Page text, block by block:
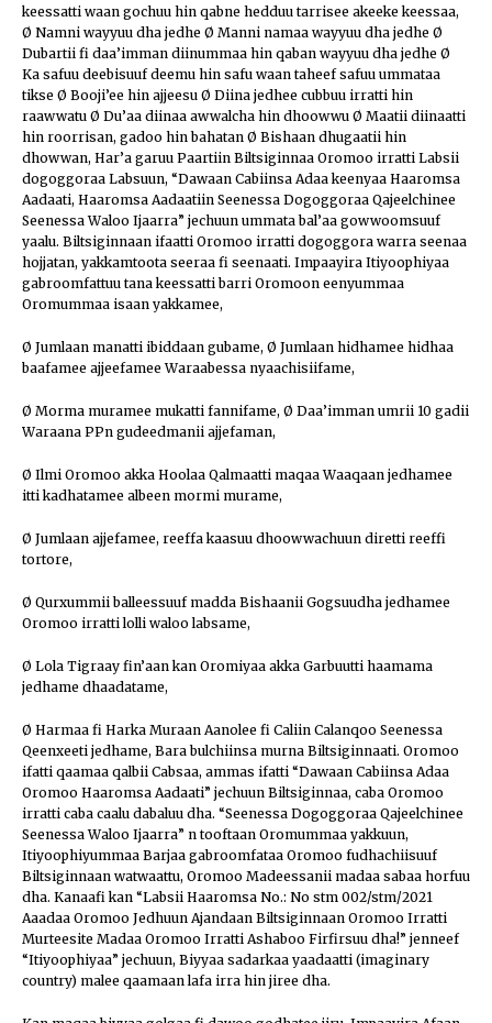
keessatti waan gochuu hin qabne hedduu tarrisee akeeke keessaa,
Ø Namni wayyuu dha jedhe Ø Manni namaa wayyuu dha jedhe Ø
Dubartii fi daa’imman diinummaa hin qaban wayyuu dha jedhe Ø
Ka safuu deebisuuf deemu hin safu waan taheef safuu ummataa
tikse Ø Booji’ee hin ajjeesu Ø Diina jedhee cubbuu irratti hin
raawwatu Ø Du’aa diinaa awwalcha hin dhoowwu Ø Maatii diinaatti
hin roorrisan, gadoo hin bahatan Ø Bishaan dhugaatii hin
dhowwan, Har’a garuu Paartiin Biltsiginnaa Oromoo irratti Labsii
dogoggoraa Labsuun, “Dawaan Cabiinsa Adaa keenyaa Haaromsa
Aadaati, Haaromsa Aadaatiin Seenessa Dogoggoraa Qajeelchinee
Seenessa Waloo Ijaarra” jechuun ummata bal’aa gowwoomsuuf
yaalu. Biltsiginnaan ifaatti Oromoo irratti dogoggora warra seenaa
hojjatan, yakkamtoota seeraa fi seenaati. Impaayira Itiyoophiyaa
gabroomfattuu tana keessatti barri Oromoon eenyummaa
Oromummaa isaan yakkamee,
Ø Jumlaan manatti ibiddaan gubame, Ø Jumlaan hidhamee hidhaa
baafamee ajjeefamee Waraabessa nyaachisiifame,
Ø Morma muramee mukatti fannifame, Ø Daa’imman umrii 10 gadii
Waraana PPn gudeedmanii ajjefaman,
Ø Ilmi Oromoo akka Hoolaa Qalmaatti maqaa Waaqaan jedhamee
itti kadhatamee albeen mormi murame,
Ø Jumlaan ajjefamee, reeffa kaasuu dhoowwachuun diretti reeffi
tortore,
Ø Qurxummii balleessuuf madda Bishaanii Gogsuudha jedhamee
Oromoo irratti lolli waloo labsame,
Ø Lola Tigraay fin’aan kan Oromiyaa akka Garbuutti haamama
jedhame dhaadatame,
Ø Harmaa fi Harka Muraan Aanolee fi Caliin Calanqoo Seenessa
Qeenxeeti jedhame, Bara bulchiinsa murna Biltsiginnaati. Oromoo
ifatti qaamaa qalbii Cabsaa, ammas ifatti “Dawaan Cabiinsa Adaa
Oromoo Haaromsa Aadaati” jechuun Biltsiginnaa, caba Oromoo
irratti caba caalu dabaluu dha. “Seenessa Dogoggoraa Qajeelchinee
Seenessa Waloo Ijaarra” n tooftaan Oromummaa yakkuun,
Itiyoophiyummaa Barjaa gabroomfataa Oromoo fudhachiisuuf
Biltsiginnaan watwaattu, Oromoo Madeessanii madaa sabaa horfuu
dha. Kanaafi kan “Labsii Haaromsa No.: No stm 002/stm/2021
Aaadaa Oromoo Jedhuun Ajandaan Biltsiginnaan Oromoo Irratti
Murteesite Madaa Oromoo Irratti Ashaboo Firfirsuu dha!” jenneef
“Itiyoophiyaa” jechuun, Biyyaa sadarkaa yaadaatti (imaginary
country) malee qaamaan lafa irra hin jiree dha.